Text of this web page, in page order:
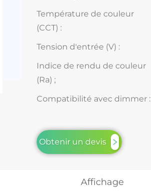
Température de couleur
(CCT) :
Tension d'entrée (V) :
Indice de rendu de couleur
(Ra) ;
Compatibilité avec dimmer :
Obtenir un devis
Affichage